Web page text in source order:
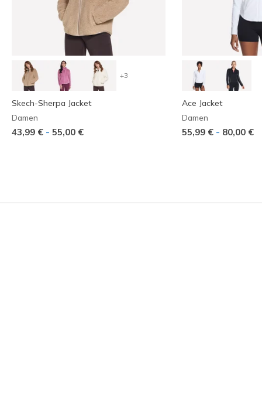
+3
Skech-Sherpa Jacket
Damen
43,99 € - 55,00 €
Ace Jacket
Damen
55,99 € - 80,00 €